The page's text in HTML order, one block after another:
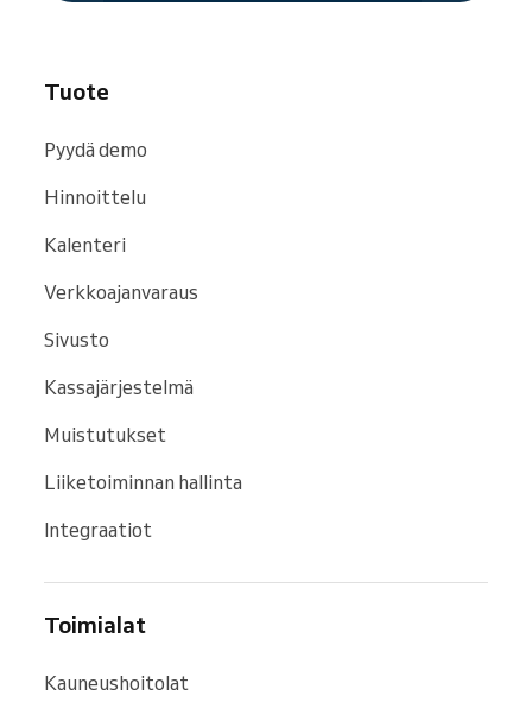
Tuote
Pyydä demo
Hinnoittelu
Kalenteri
Verkkoajanvaraus
Sivusto
Kassajärjestelmä
Muistutukset
Liiketoiminnan hallinta
Integraatiot
Toimialat
Kauneushoitolat